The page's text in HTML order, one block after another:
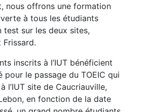
nous offrons une formation
à tous les étudiants
test sur les deux sites,
Frissard.
inscrits à l’IUT bénéficient
pour le passage du TOEIC qui
l’IUT site de Caucriauville,
en fonction de la date